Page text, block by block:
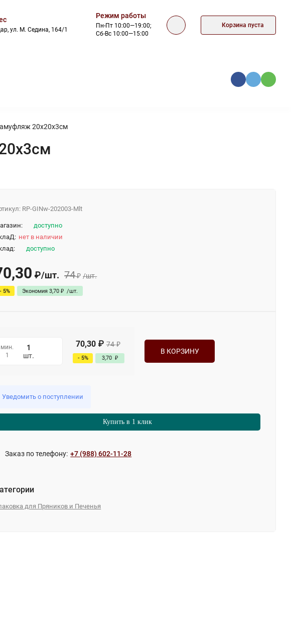
ул. М. Седина, 164/1
Режим работы
Пн-Пт 10:00—19:00;
Сб-Вс 10:00—15:00
Корзина пуста
20х20х3см
RP-GINw-202003-Mlt
доступно
нет в наличии
доступно
₽/шт. 74₽ /шт.
- 5% Экономия3,70 ₽ /шт.
мин.
1
шт.
70,30 ₽ 74 ₽
- 5% 3,70 ₽
В КОРЗИНУ
Уведомить о поступлении
Купить в 1 клик
Заказ по телефону: +7 (988) 602-11-28
для Пряников и Печенья